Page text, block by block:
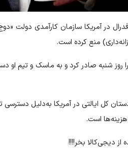
در آمریکا سازمان کارآمدی دولت
منع کرده است.
روز شنبه صادر کرد و به ماسک و تیم او
پس از آن صورت گرفت که ۱۹ دادستان کل ایالتی در
است.